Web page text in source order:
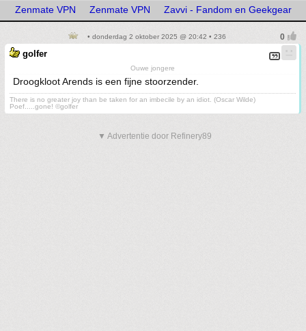
Zenmate VPN Zenmate VPN Zavvi - Fandom en Geekgear
• donderdag 2 oktober 2025 @ 20:42 • 236
golfer
Ouwe jongere
Droogkloot Arends is een fijne stoorzender.
There is no greater joy than be taken for an imbecile by an idiot. (Oscar Wilde)
Poef.....gone! ©golfer
▼ Advertentie door Refinery89